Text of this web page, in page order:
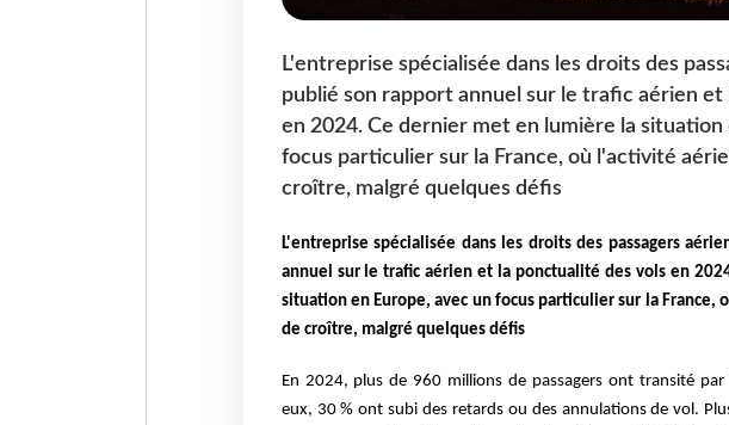
L'entreprise spécialisée dans les droits des
publié son rapport annuel sur le trafic aérien et
en 2024. Ce dernier met en lumière la situation
focus particulier sur la France, où l'activité
croître, malgré quelques défis
L'entreprise spécialisée dans les droits des passagers
annuel sur le trafic aérien et la ponctualité des vols en
situation en Europe, avec un focus particulier sur la France,
de croître, malgré quelques défis
En 2024, plus de 960 millions de passagers ont transité
eux, 30 % ont subi des retards ou des annulations de vol.